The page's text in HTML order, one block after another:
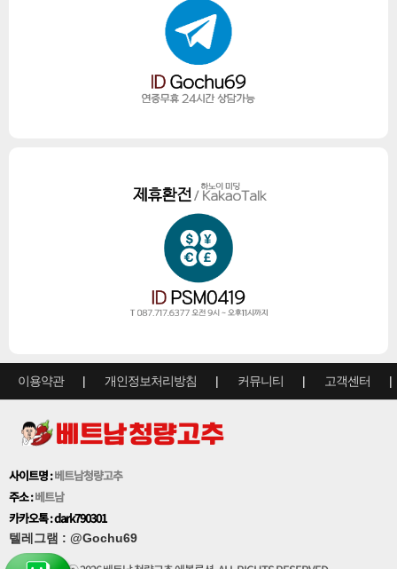
이용약관 개인정보처리방침 커뮤니티 고객센터
사이트명 :베트남청량고추
주소 :베트남
카카오톡 : dark790301
텔레그램 : @Gochu69